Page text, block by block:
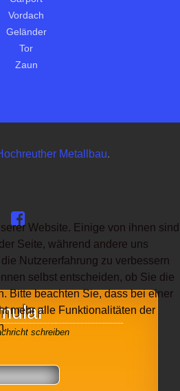
Vordach
Geländer
Tor
Zaun
Metallbau.
schreiben
Website. Einige von ihnen sind
Seite, während andere uns
Nutzererfahrung zu verbessern
selbst entscheiden, ob Sie die
Bitte beachten Sie, dass bei einer
mehr alle Funktionalitäten der